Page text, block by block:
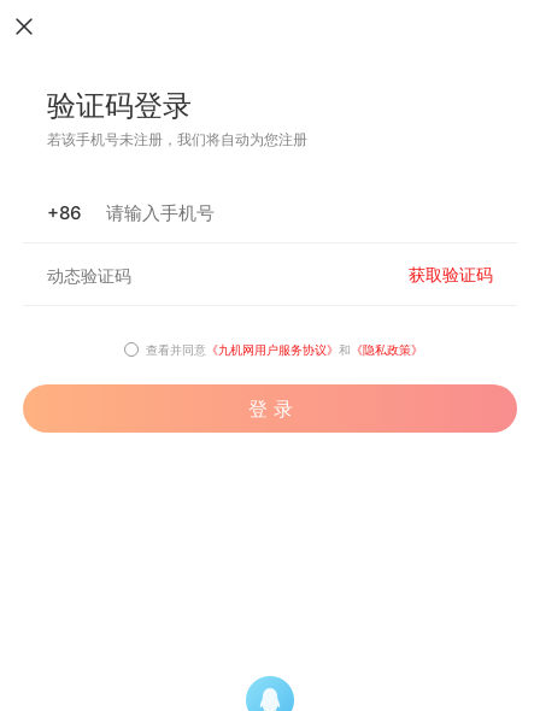
验证码登录
若该手机号未注册，我们将自动为您注册
+86
获取验证码
查看并同意 《九机网用户服务协议》 和 《隐私政策》
登 录